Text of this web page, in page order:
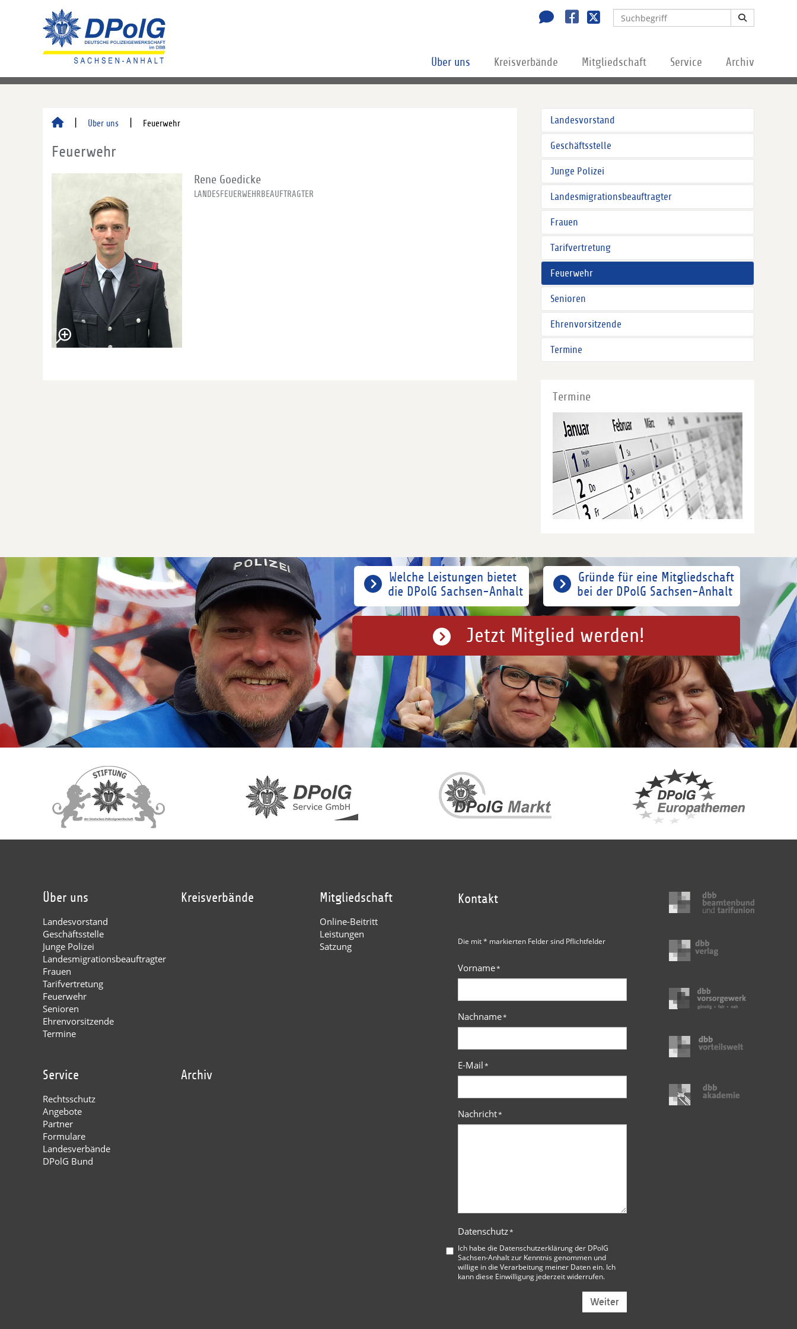
Über uns Kreisverbände Mitgliedschaft Service Archiv
Über uns Feuerwehr
Feuerwehr
Rene Goedicke
LANDESFEUERWEHRBEAUFTRAGTER
Landesvorstand
Geschäftsstelle
Junge Polizei
Landesmigrationsbeauftragter
Frauen
Tarifvertretung
Feuerwehr
Senioren
Ehrenvorsitzende
Termine
Termine
Gründe für eine Mitgliedschaft
bei der DPolG Sachsen-Anhalt
Welche Leistungen bietet
die DPolG Sachsen-Anhalt
Jetzt Mitglied werden!
Über uns
Landesvorstand
Geschäftsstelle
Junge Polizei
Landesmigrationsbeauftragter
Frauen
Tarifvertretung
Feuerwehr
Senioren
Ehrenvorsitzende
Termine
Kreisverbände Mitgliedschaft
Online-Beitritt
Leistungen
Satzung
Service
Rechtsschutz
Angebote
Partner
Formulare
Landesverbände
DPolG Bund
Archiv
Kontakt
Die mit * markierten Felder sind Pflichtfelder
Vorname*
Nachname*
E-Mail*
Nachricht*
Datenschutz*
Ich habe die Datenschutzerklärung der DPolG
Sachsen-Anhaltzur Kenntnis genommen und
willige in die Verarbeitung meiner Daten ein. Ich
kann diese Einwilligung jederzeit widerrufen.
Weiter